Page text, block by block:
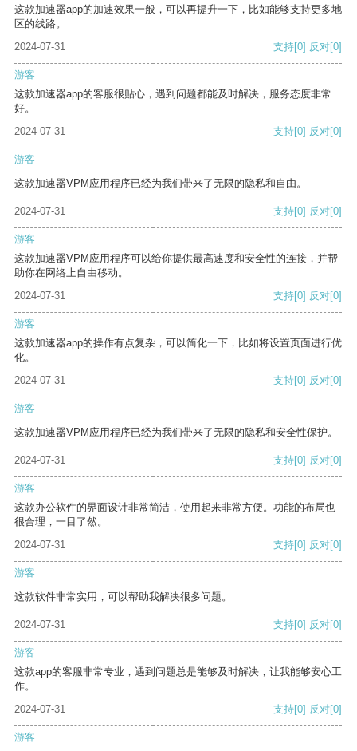
这款加速器app的加速效果一般，可以再提升一下，比如能够支持更多地
区的线路。
2024-07-31
支持[0] 反对[0]
游客
这款加速器app的客服很贴心，遇到问题都能及时解决，服务态度非常
好。
2024-07-31
支持[0] 反对[0]
游客
这款加速器VPM应用程序已经为我们带来了无限的隐私和自由。
2024-07-31 支持[0] 反对[0]
游客
这款加速器VPM应用程序可以给你提供最高速度和安全性的连接，并帮
助你在网络上自由移动。
2024-07-31
支持[0] 反对[0]
游客
这款加速器app的操作有点复杂，可以简化一下，比如将设置页面进行优
化。
2024-07-31
支持[0] 反对[0]
游客
这款加速器VPM应用程序已经为我们带来了无限的隐私和安全性保护。
2024-07-31 支持[0] 反对[0]
游客
这款办公软件的界面设计非常简洁，使用起来非常方便。功能的布局也
很合理，一目了然。
2024-07-31
支持[0] 反对[0]
游客
这款软件非常实用，可以帮助我解决很多问题。
2024-07-31 支持[0] 反对[0]
游客
这款app的客服非常专业，遇到问题总是能够及时解决，让我能够安心工
作。
2024-07-31
支持[0] 反对[0]
游客